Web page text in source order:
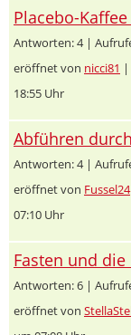
Placebo-Kaffee
Antworten: 4 |
eröffnet von nicci81
18:55 Uhr
Abführen
Antworten: 4 |
eröffnet von Fussel24
07:10 Uhr
Fasten und
Antworten: 6 |
eröffnet von